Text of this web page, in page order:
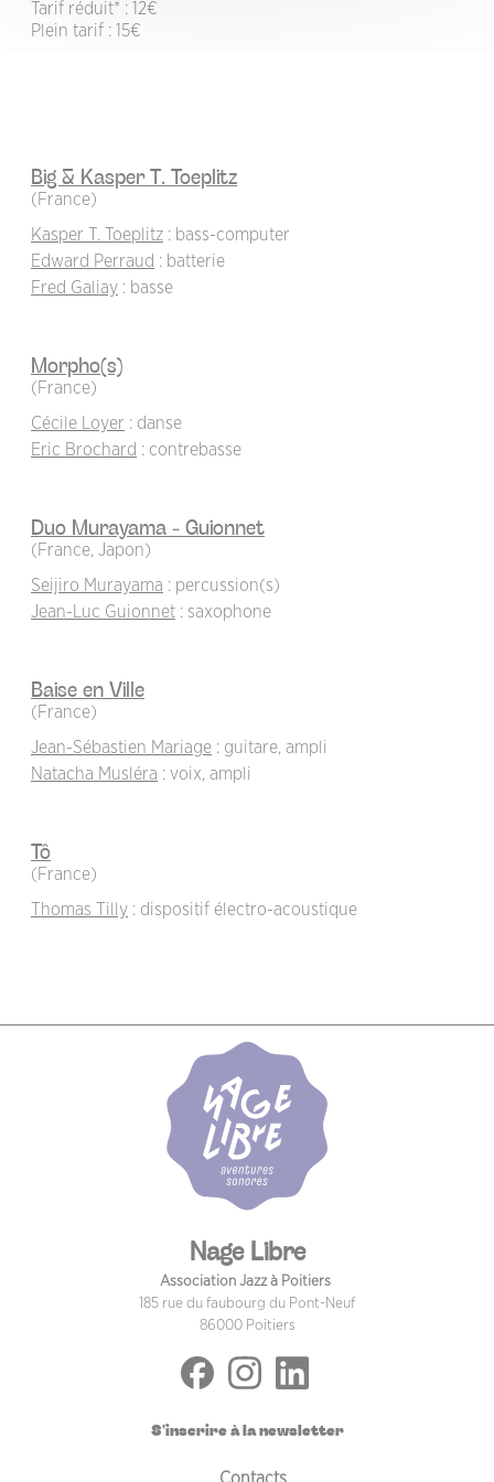
Tarif réduit* : 12€
Plein tarif : 15€
Big & Kasper T. Toeplitz
(France)
Kasper T. Toeplitz : bass-computer
Edward Perraud : batterie
Fred Galiay : basse
Morpho(s)
(France)
Cécile Loyer : danse
Eric Brochard : contrebasse
Duo Murayama - Guionnet
(France, Japon)
Seijiro Murayama : percussion(s)
Jean-Luc Guionnet : saxophone
Baise en Ville
(France)
Jean-Sébastien Mariage : guitare, ampli
Natacha Musléra : voix, ampli
Tô
(France)
Thomas Tilly : dispositif électro-acoustique
Nage Libre
Association Jazz à Poitiers
185 rue du faubourg du Pont-Neuf
86000 Poitiers
S'inscrire à la newsletter